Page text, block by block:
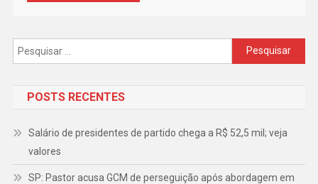
Pesquisar
por:
POSTS RECENTES
Salário de presidentes de partido chega a R$ 52,5 mil; veja
valores
SP: Pastor acusa GCM de perseguição após abordagem em